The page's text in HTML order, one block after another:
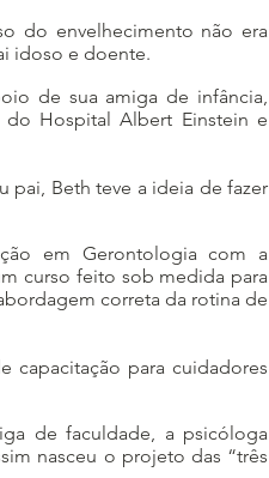
do envelhecimento não era
idoso e doente.
de sua amiga de infância,
do Hospital Albert Einstein e
pai, Beth teve a ideia de fazer
em Gerontologia com a
curso feito sob medida para
correta da rotina de
capacitação para cuidadores
de faculdade, a psicóloga
nasceu o projeto das “três